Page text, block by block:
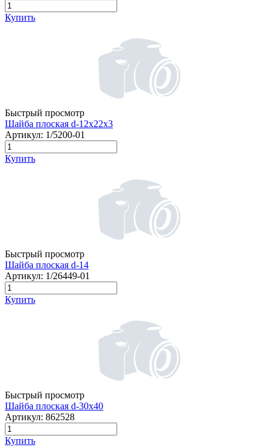
Купить
Быстрый просмотр
Шайба плоская d-12х22х3
Артикул: 1/5200-01
Купить
Быстрый просмотр
Шайба плоская d-14
Артикул: 1/26449-01
Купить
Быстрый просмотр
Шайба плоская d-30х40
Артикул: 862528
Купить